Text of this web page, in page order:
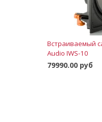
Встраиваемый
Audio IWS-10
79990.00 руб